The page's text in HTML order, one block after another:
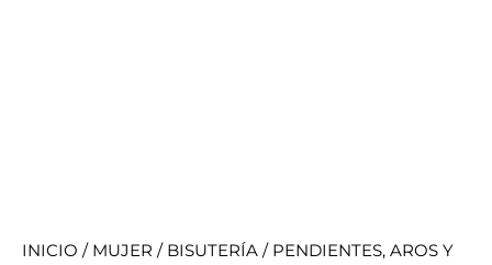
INICIO / MUJER / BISUTERÍA / PENDIENTES, AROS Y